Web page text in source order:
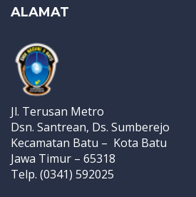
ALAMAT
Jl. Terusan Metro
Dsn. Santrean, Ds. Sumberejo
Kecamatan Batu – Kota Batu
Jawa Timur – 65318
Telp. (0341) 592025